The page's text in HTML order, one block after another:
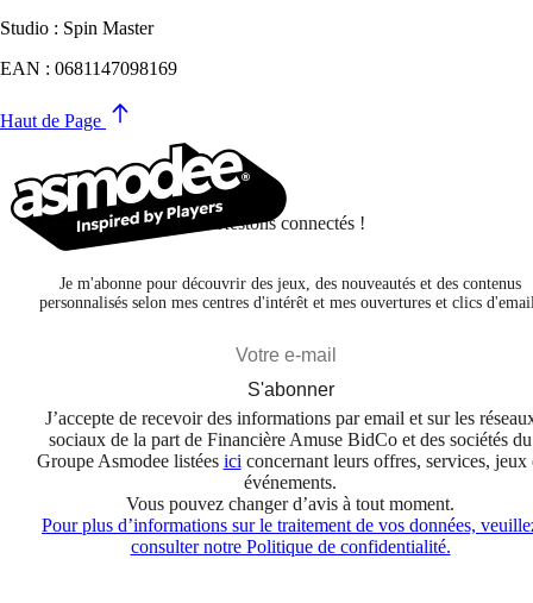
Studio : Spin Master
EAN : 0681147098169
Haut de Page
Restons connectés !
Je m'abonne pour découvrir des jeux, des nouveautés et des contenus
personnalisés selon mes centres d'intérêt et mes ouvertures et clics
S'abonner
J’accepte de recevoir des informations par email et sur les
sociaux de la part de Financière Amuse BidCo et des sociétés du
Groupe Asmodee listées ici concernant leurs offres, services, jeux
événements.
Vous pouvez changer d’avis à tout moment.
Pour plus d’informations sur le traitement de vos données,
consulter notre Politique de confidentialité.